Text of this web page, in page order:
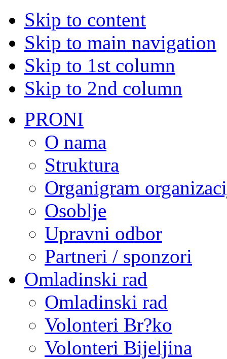
Skip to content
Skip to main navigation
Skip to 1st column
Skip to 2nd column
PRONI
O nama
Struktura
Organigram
Osoblje
Upravni odbor
Partneri / sponzori
Omladinski rad
Omladinski rad
Volonteri Br?ko
Volonteri Bijeljina